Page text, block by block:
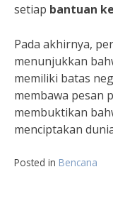
setiap bantuan
Pada akhirnya,
menunjukkan
memiliki batas
membawa pesan
membuktikan
menciptakan
Posted in Bencana